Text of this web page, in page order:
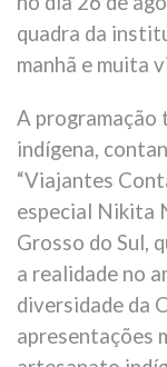
quadra da
manhã e muita
A programação
indígena,
“Viajantes
especial Nikita
Grosso do Sul,
a realidade no
diversidade da
apresentações